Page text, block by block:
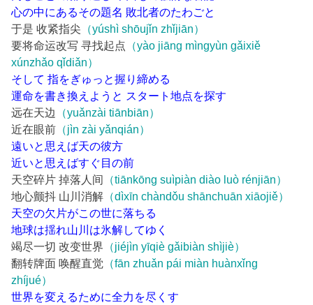
心の中にあるその題名 敗北者のたわごと
于是 收紧指尖 （yúshì shōujǐn zhǐjiān）
要将命运改写 寻找起点 （yào jiāng mìngyùn gǎixiě
xúnzhǎo qǐdiǎn）
そして 指をぎゅっと握り締める
運命を書き換えようと スタート地点を探す
远在天边
（yuǎnzài tiānbiān）
近在眼前 （jìn zài yǎnqián）
遠いと思えば天の彼方
近いと思えばすぐ目の前
天空碎片 掉落人间
（tiānkōng suìpiàn diào luò rénjiān）
地心颤抖 山川消解 （dìxīn chàndǒu shānchuān xiāojiě）
天空の欠片がこの世に落ちる
地球は揺れ山川は氷解してゆく
竭尽一切 改变世界 （jiéjìn yīqiè gǎibiàn shìjiè）
翻转牌面 唤醒直觉 （fān zhuǎn pái miàn huànxǐng
zhíjué）
世界を変えるために全力を尽くす